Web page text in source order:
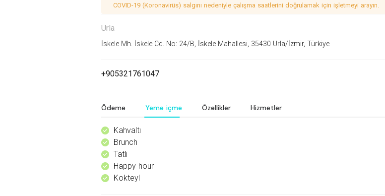
COVID-19 (Koronavirüs) salgını nedeniyle çalışma saatlerini doğrulamak için işletmeyi arayın.
Urla
İskele Mh. İskele Cd. No: 24/B, İskele Mahallesi, 35430 Urla/İzmir, Türkiye
+905321761047
Ödeme Yeme içme Özellikler Hizmetler
^ Kahvaltı
^ Brunch
^ Tatlı
^ Happy hour
^ Kokteyl